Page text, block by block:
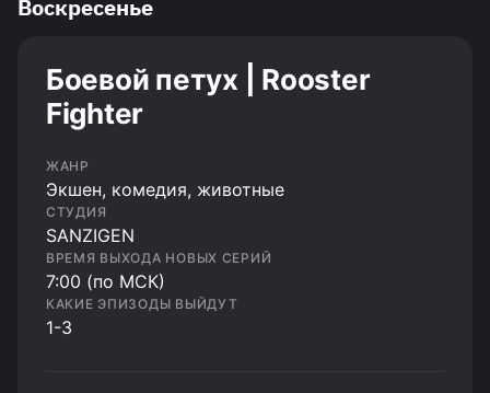
Воскресенье
Боевой петух | Rooster
Fighter
ЖАНР
Экшен, комедия, животные
СТУДИЯ
SANZIGEN
ВРЕМЯ ВЫХОДА НОВЫХ СЕРИЙ
7:00 (по МСК)
КАКИЕ ЭПИЗОДЫ ВЫЙДУТ
1-3